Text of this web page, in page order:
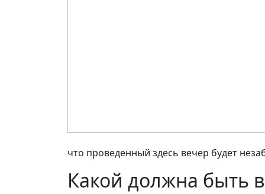
что проведенный здесь вечер будет
Какой должна быть